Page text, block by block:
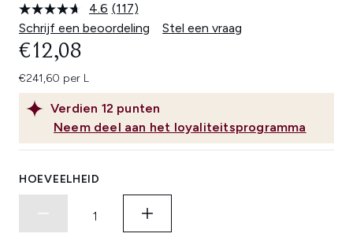
4.6 Lees
117
beoordelingen.
(117)
Schrijf een beoordeling
Stel een vraag
Verdien 12 punten
Neem deel aan het loyaliteitsprogramma
€12,08
€241,60 per L
HOEVEELHEID